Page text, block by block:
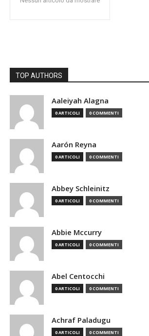
TOP AUTHORS
Aaleiyah Alagna
0 ARTICOLI 0 COMMENTI
Aarón Reyna
0 ARTICOLI 0 COMMENTI
Abbey Schleinitz
0 ARTICOLI 0 COMMENTI
Abbie Mccurry
0 ARTICOLI 0 COMMENTI
Abel Centocchi
0 ARTICOLI 0 COMMENTI
Achraf Paladugu
0 ARTICOLI 0 COMMENTI